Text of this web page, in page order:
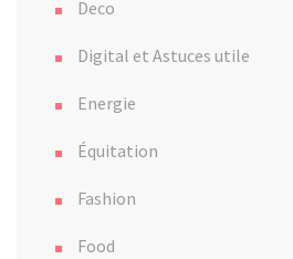
Deco
Digital et Astuces utile
Energie
Équitation
Fashion
Food